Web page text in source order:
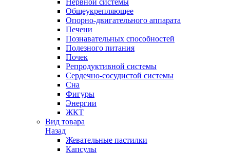
Нервной системы
Общеукрепляющее
Опорно-двигательного аппарата
Печени
Познавательных способностей
Полезного питания
Почек
Репродуктивной системы
Сердечно-сосудистой системы
Сна
Фигуры
Энергии
ЖКТ
Вид товара
Назад
Жевательные пастилки
Капсулы